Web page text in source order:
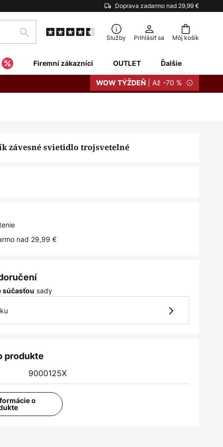
Doprava zadarmo nad 29,99 €
Môj košík
Hľadať Služby Prihlásiť sa
Firemní zákazníci OUTLET Ďalšie
WOW TÝŽDEŇ | Až -70 %
závesné svietidlo trojsvetelné
nad 29,99 €
súčasťou sady
produkte
9000125X
o